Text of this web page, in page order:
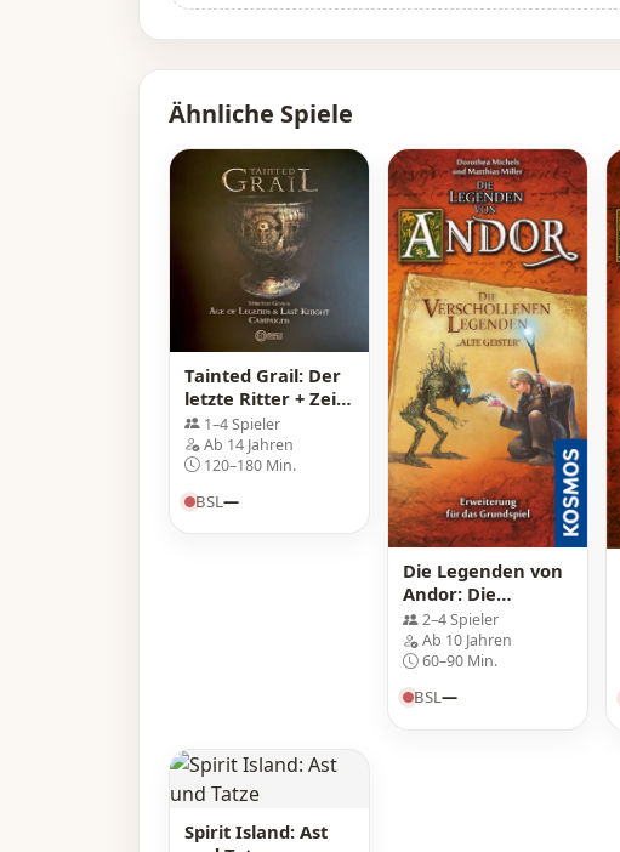
Ähnliche Spiele
Tainted Grail: Der
letzte Ritter + Zeit
der Legenden
1–4 Spieler
Ab 14 Jahren
120–180 Min.
BSL—
Die Legenden von
Andor: Die
verschollenen
Legenden "Alte
Geister"
2–4 Spieler
Ab 10 Jahren
60–90 Min.
BSL—
Spirit Island: Ast